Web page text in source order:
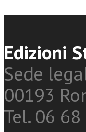
Edizioni
Sede
00193
Tel. 06